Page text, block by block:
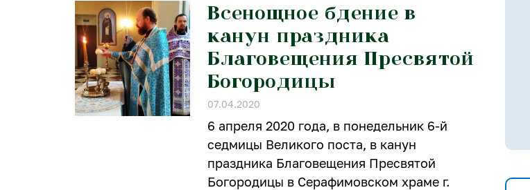
Всенощное бдение в
канун праздника
Благовещения Пресвятой
Богородицы
07.04.2020
6 апреля 2020 года, в понедельник 6-й
седмицы Великого поста, в канун
праздника Благовещения Пресвятой
Богородицы в Серафимовском храме г.